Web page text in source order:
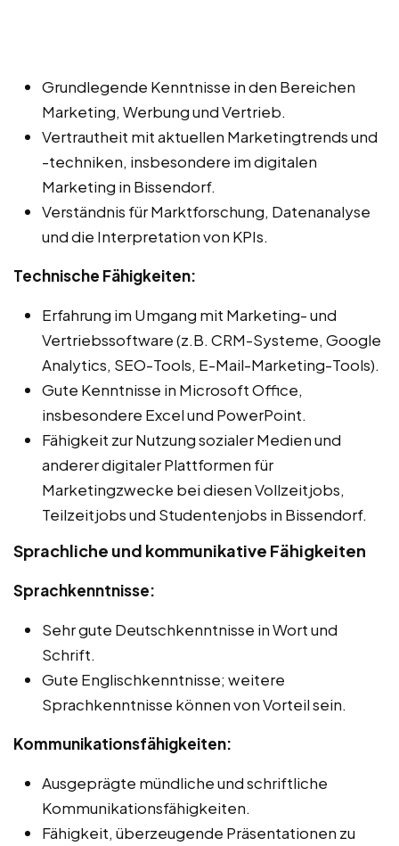
Grundlegende Kenntnisse in den Bereichen
Marketing, Werbung und Vertrieb.
Vertrautheit mit aktuellen Marketingtrends und
-techniken, insbesondere im digitalen
Marketing in Bissendorf.
Verständnis für Marktforschung, Datenanalyse
und die Interpretation von KPIs.
Technische Fähigkeiten:
Erfahrung im Umgang mit Marketing- und
Vertriebssoftware (z.B. CRM-Systeme, Google
Analytics, SEO-Tools, E-Mail-Marketing-Tools).
Gute Kenntnisse in Microsoft Office,
insbesondere Excel und PowerPoint.
Fähigkeit zur Nutzung sozialer Medien und
anderer digitaler Plattformen für
Marketingzwecke bei diesen Vollzeitjobs,
Teilzeitjobs und Studentenjobs in Bissendorf.
Sprachliche und kommunikative Fähigkeiten
Sprachkenntnisse:
Sehr gute Deutschkenntnisse in Wort und
Schrift.
Gute Englischkenntnisse; weitere
Sprachkenntnisse können von Vorteil sein.
Kommunikationsfähigkeiten:
Ausgeprägte mündliche und schriftliche
Kommunikationsfähigkeiten.
Fähigkeit, überzeugende Präsentationen zu